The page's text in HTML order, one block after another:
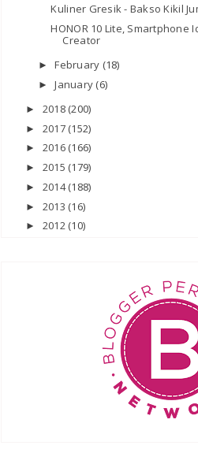
Kuliner Gresik - Bakso Kikil
HONOR 10 Lite, Smartphone
Creator
►February (18)
►January (6)
► 2018 (200)
► 2017 (152)
► 2016 (166)
► 2015 (179)
► 2014(188)
► 2013 (16)
► 2012 (10)